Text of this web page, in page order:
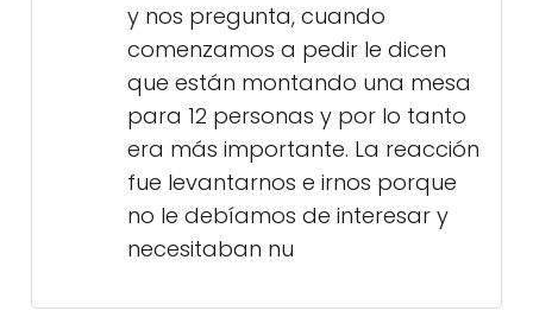
y nos pregunta, cuando
comenzamos a pedir le dicen
que están montando una mesa
para 12 personas y por lo tanto
era más importante. La reacción
fue levantarnos e irnos porque
no le debíamos de interesar y
necesitaban nu